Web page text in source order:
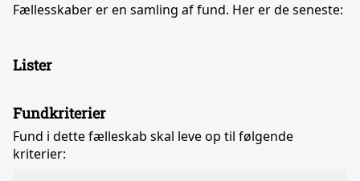
Fællesskaber er en samling af fund. Her er de seneste:
Lister
Fundkriterier
Fund i dette fælleskab skal leve op til følgende
kriterier: